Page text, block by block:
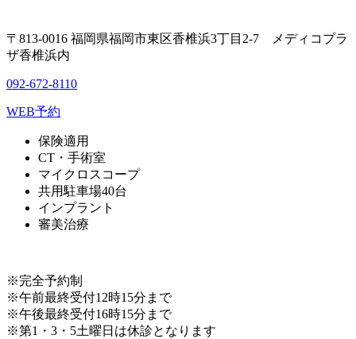
〒813-0016 福岡県福岡市東区香椎浜3丁目2-7 メディコプラ
ザ香椎浜内
092-672-8110
WEB予約
保険適用
CT・手術室
マイクロスコープ
共用駐車場40台
インプラント
審美治療
※完全予約制
※午前最終受付12時15分まで
※午後最終受付16時15分まで
※第1・3・5土曜日は休診となります